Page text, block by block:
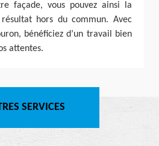
façade, vous pouvez ainsi la
hors du commun. Avec
bénéficiez d’un travail bien
attentes.
SERVICES